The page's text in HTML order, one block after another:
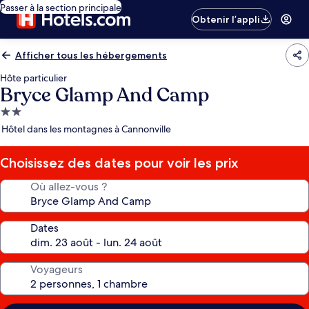
Passer à la section principale
Obtenir l’appli
Afficher tous les hébergements
Hôte particulier
Bryce Glamp And Camp
Hébergement
2.0 étoiles
Hôtel dans les montagnes à Cannonville
Choisissez des dates pour voir les prix
Où allez-vous ?
Dates
Voyageurs